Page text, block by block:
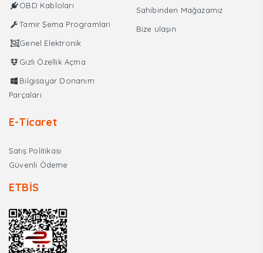
OBD Kabloları
Tamir Şema Programları
Genel Elektronik
Gizli Özellik Açma
Bilgisayar Donanım
Parçaları
Sahibinden Mağazamız
Bize ulaşın
E-Ticaret
Satış Politikası
Güvenli Ödeme
ETBİS